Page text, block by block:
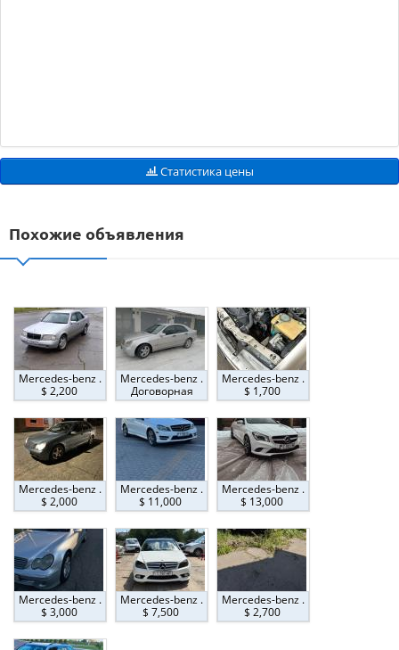
Статистика цены
Похожие объявления
Mercedes-benz .
$ 2,200
Mercedes-benz .
Договорная
Mercedes-benz .
$ 1,700
Mercedes-benz .
$ 2,000
Mercedes-benz .
$ 11,000
Mercedes-benz .
$ 13,000
Mercedes-benz .
$ 3,000
Mercedes-benz .
$ 7,500
Mercedes-benz .
$ 2,700